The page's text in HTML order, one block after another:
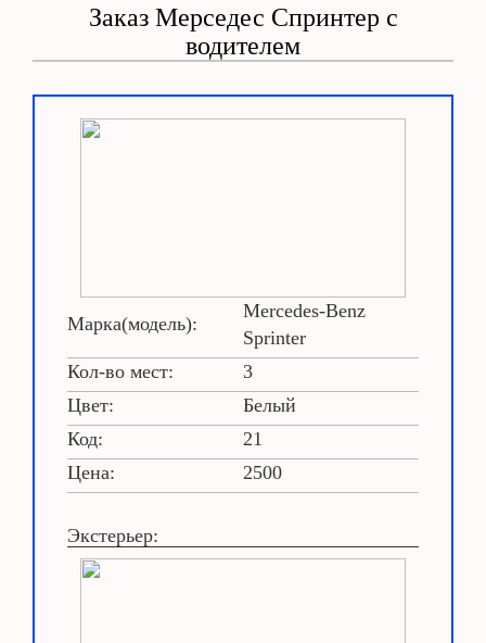
Заказ Мерседес Спринтер с
водителем
Марка(модель):
Mercedes-Benz
Sprinter
Кол-во мест:
3
Цвет:
Белый
Код:
21
Цена:
2500
Экстерьер: